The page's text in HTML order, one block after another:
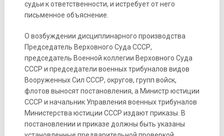
судьи к ответственности, и истребует от него
письменное объяснение.
О возбуждении дисциплинарного производства
Председатель Верховного Суда СССР,
председатель Военной коллегии Верховного Суда
СССР и председатели военных трибуналов видов
Вооруженных Сил СССР, округов, групп войск,
флотов выносят постановления, а Министр юстиции
СССР и начальник Управления военных трибуналов
Министерства юстиции СССР издают приказы. В
постановлении и приказе должны быть указаны